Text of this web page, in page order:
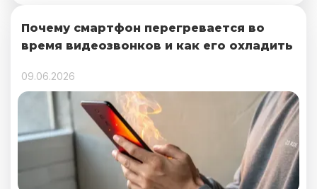
Почему смартфон перегревается во
время видеозвонков и как его охладить
09.06.2026